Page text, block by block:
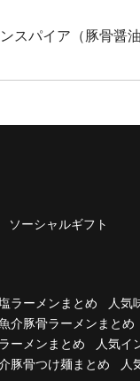
スパイア（豚骨醤油
ソーシャルギフト
ラーメンまとめ
人気
介豚骨ラーメンまとめ
ーメンまとめ
人気イ
豚骨つけ麺まとめ 人